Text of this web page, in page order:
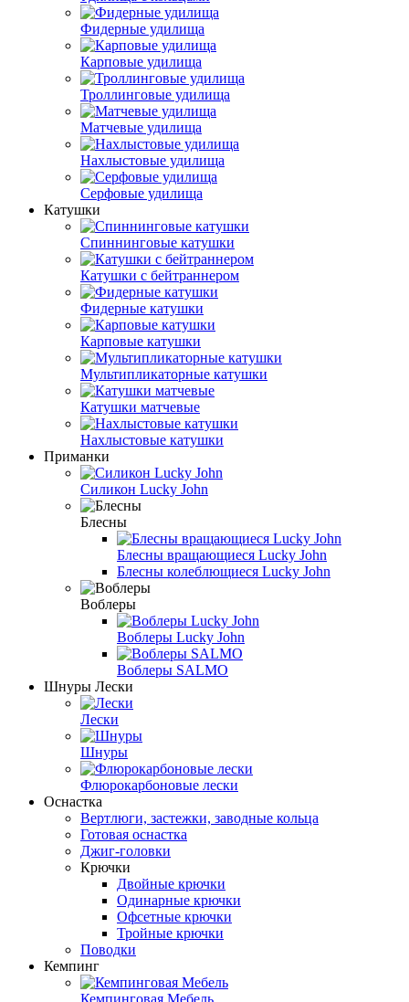
Фидерные удилища
Карповые удилища
Троллинговые удилища
Матчевые удилища
Нахлыстовые удилища
Серфовые удилища
Катушки
Спиннинговые катушки
Катушки с бейтраннером
Фидерные катушки
Карповые катушки
Мультипликаторные катушки
Катушки матчевые
Нахлыстовые катушки
Приманки
Силикон Lucky John
Блесны
Блесны вращающиеся Lucky John
Блесны колеблющиеся Lucky John
Воблеры
Воблеры Lucky John
Воблеры SALMO
Шнуры Лески
Лески
Шнуры
Флюрокарбоновые лески
Оснастка
Вертлюги, застежки, заводные кольца
Готовая оснастка
Джиг-головки
Крючки
Двойные крючки
Одинарные крючки
Офсетные крючки
Тройные крючки
Поводки
Кемпинг
Кемпинговая Мебель